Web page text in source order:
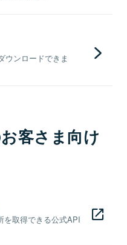
ウンロードできま
客さま向け
を取得できる公式API